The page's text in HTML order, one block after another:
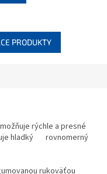
PRODUKTY
rýchle a presné
hladký rovnomerný
rukoväťou